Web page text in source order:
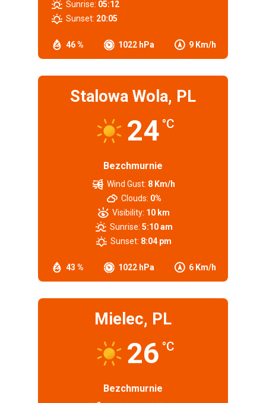
46 % 1022 hPa 9 Km/h
Sunrise: 05:12
Sunset: 20:05
Stalowa Wola, PL
24 °C
Bezchmurnie
43 % 1022 hPa 6 Km/h
Wind Gust: 8 Km/h
Clouds: 0%
Visibility: 10 km
Sunrise: 5:10 am
Sunset: 8:04 pm
Mielec, PL
26 °C
Bezchmurnie